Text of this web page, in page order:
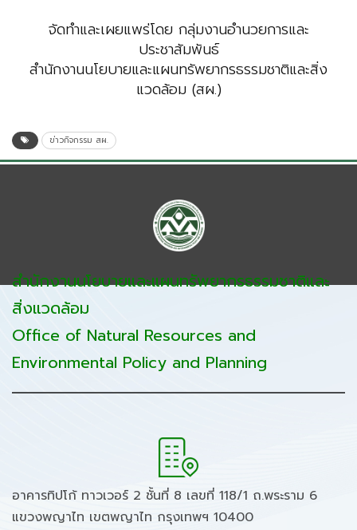
จัดทำและเผยแพร่โดย กลุ่มงานอำนวยการและ
ประชาสัมพันธ์
สำนักงานนโยบายและแผนทรัพยากรธรรมชาติและสิ่ง
แวดล้อม (สผ.)
ข่าวกิจกรรม สผ.
สำนักงานนโยบายและแผนทรัพยากรธรรมชาติและ
สิ่งแวดล้อม
Office of Natural Resources and
Environmental Policy and Planning
อาคารทิปโก้ ทาวเวอร์ 2 ชั้นที่ 8 เลขที่ 118/1 ถ.พระราม 6
แขวงพญาไท เขตพญาไท กรุงเทพฯ 10400